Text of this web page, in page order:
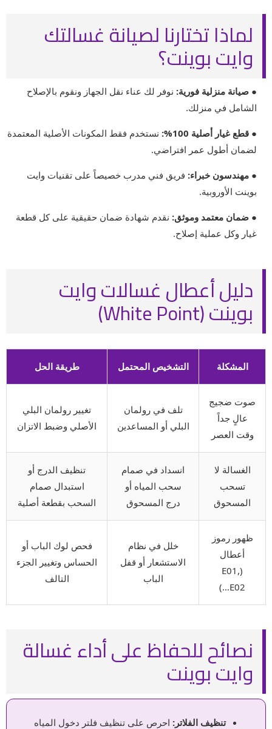
لماذا تختارنا لصيانة غسالتك
وايت بوينت؟
● صيانة منزلية فورية: نوفر لك عناء نقل الجهاز ونقوم بالإصلاح
الشامل في منزلك.
● قطع غيار أصلية 100%:
نستخدم فقط المكونات الأصلية المعتمدة
لضمان أطول عمر افتراضي.
● مهندسون خبراء: فريق فني مدرب خصيصاً على تقنيات وايت
بوينت الأوروبية.
● ضمان معتمد وموثق: نقدم شهادة ضمان حقيقية على كل قطعة
غيار وكل عملية إصلاح.
دليل أعطال غسالات وايت
بوينت (White Point)
المشكلة التشخيص المحتمل طريقة الحل
صوت ضجيج
عالٍ جداً
وقت العصر
تلف في رولمان
البلي أو المساعدين
تغيير رولمان البلي
الأصلي وضبط الاتزان
الغسالة لا
تسحب
المسحوق
انسداد في صمام
سحب المياه أو
درج المسحوق
تنظيف الدرج أو
استبدال صمام
السحب بقطعة أصلية
ظهور رموز
أعطال
(E01,
E02…)
خلل في نظام
الاستشعار أو قفل
الباب
فحص لوك الباب أو
الحساس وتغيير الجزء
التالف
نصائح للحفاظ على أداء غسالة
وايت بوينت
تنظيف الفلاتر: احرص على تنظيف فلتر دخول المياه